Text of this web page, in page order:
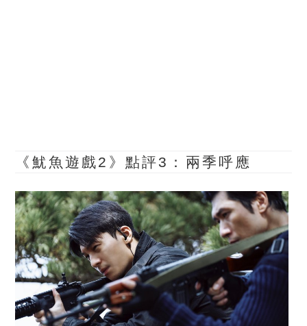
《魷魚遊戲2》點評3：兩季呼應